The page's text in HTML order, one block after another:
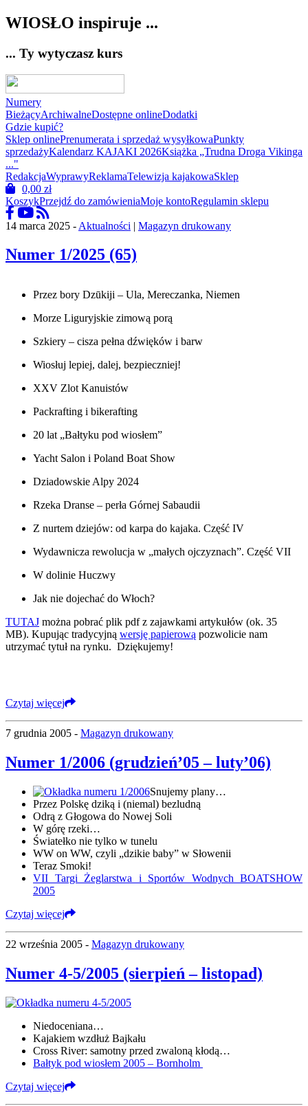
WIOSŁO inspiruje ...
... Ty wytyczasz kurs
Numery
BieżącyArchiwalneDostępne onlineDodatki
Gdzie kupić?
Sklep onlinePrenumerata i sprzedaż wysyłkowaPunkty
sprzedażyKalendarz KAJAKI 2026Książka „Trudna Droga Vikinga
..."
RedakcjaWyprawyReklamaTelewizja kajakowaSklep
0,00 zł
KoszykPrzejdź do zamówieniaMoje kontoRegulamin sklepu
14 marca 2025 - Aktualności | Magazyn drukowany
Numer 1/2025 (65)
Przez bory Dzūkiji – Ula, Mereczanka, Niemen
Morze Liguryjskie zimową porą
Szkiery – cisza pełna dźwięków i barw
Wiosłuj lepiej, dalej, bezpieczniej!
XXV Zlot Kanuistów
Packrafting i bikerafting
20 lat „Bałtyku pod wiosłem”
Yacht Salon i Poland Boat Show
Dziadowskie Alpy 2024
Rzeka Dranse – perła Górnej Sabaudii
Z nurtem dziejów: od karpa do kajaka. Część IV
Wydawnicza rewolucja w „małych ojczyznach”. Część VII
W dolinie Huczwy
Jak nie dojechać do Włoch?
TUTAJ można pobrać plik pdf z zajawkami artykułów (ok. 35
MB). Kupując tradycyjną wersję papierową pozwolicie nam
utrzymać tytuł na rynku. Dziękujemy!
Czytaj więcej
7 grudnia 2005 - Magazyn drukowany
Numer 1/2006 (grudzień’05 – luty’06)
Snujemy plany…
Przez Polskę dziką i (niemal) bezludną
Odrą z Głogowa do Nowej Soli
W górę rzeki…
Światełko nie tylko w tunelu
WW on WW, czyli „dzikie baby” w Słowenii
Teraz Smoki!
VII Targi Żeglarstwa i Sportów Wodnych BOATSHOW
2005
Czytaj więcej
22 września 2005 - Magazyn drukowany
Numer 4-5/2005 (sierpień – listopad)
Niedoceniana…
Kajakiem wzdłuż Bajkału
Cross River: samotny przed zwaloną kłodą…
Bałtyk pod wiosłem 2005 – Bornholm
Czytaj więcej